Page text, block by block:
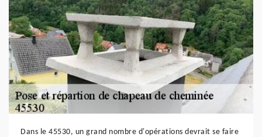
Dans le 45530, un grand nombre d'opérations devrait se faire